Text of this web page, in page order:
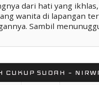
, TAZKIRAH SELAMBER
dari hati yang
wanita di lapangan
Sambil
CUKUP SUDAH –